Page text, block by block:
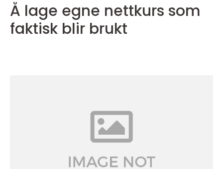
Å lage egne nettkurs som
faktisk blir brukt